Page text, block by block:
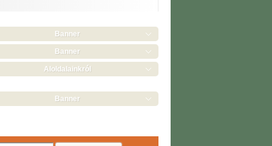
Banner
Banner
Aloldalainkról
Banner